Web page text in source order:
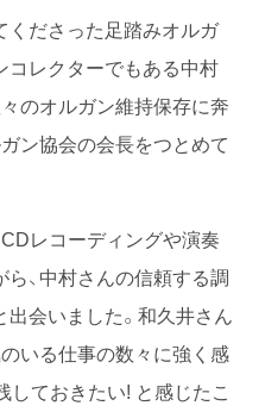
ださった足踏みオルガ
コレクターでもある中村
のオルガン維持保存に奔
ン協会の会長をつとめて
レコーディングや演奏
、中村さんの信頼する調
会いました。和久井さん
いる仕事の数々に強く感
しておきたい! と感じたこ